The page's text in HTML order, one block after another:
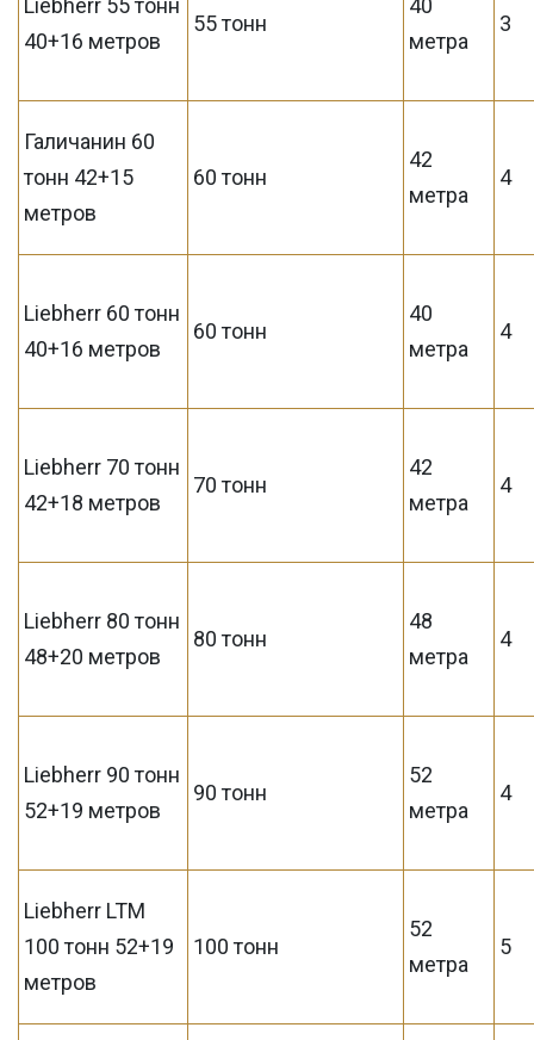
Liebherr 55 тонн
40+16 метров
55 тонн
40
метра
3
Галичанин 60
тонн 42+15
метров
60 тонн
42
метра
4
Liebherr 60 тонн
40+16 метров
60 тонн
40
метра
4
Liebherr 70 тонн
42+18 метров
70 тонн
42
метра
4
Liebherr 80 тонн
48+20 метров
80 тонн
48
метра
4
Liebherr 90 тонн
52+19 метров
90 тонн
52
метра
4
Liebherr LTM
100 тонн 52+19
метров
100 тонн
52
метра
5